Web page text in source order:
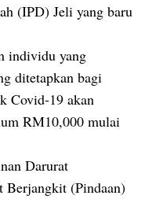
(IPD) Jeli yang baru
individu yang
ditetapkan bagi
Covid-19 akan
RM10,000 mulai
Darurat
Berjangkit (Pindaan)